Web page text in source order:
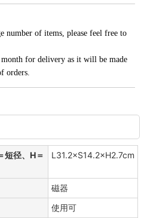
number of items, please feel free to
month for delivery as it will be made
orders.
短径、H＝
L31.2×S14.2×H2.7cm
磁器
使用可